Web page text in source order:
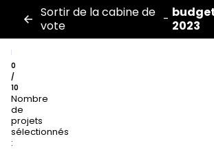
Sortir de la cabine de
vote
- 2023
0
/
10
Nombre
de
projets
sélectionnés
: